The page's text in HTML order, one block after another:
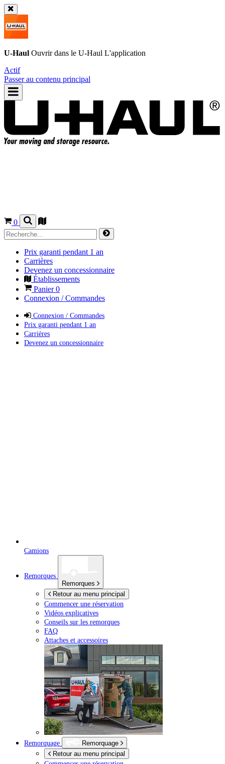
U-Haul Ouvrir dans le U-Haul L'application
Actif
Passer au contenu principal
0
Prix garanti pendant 1 an
Carrières
Devenez un concessionnaire
Établissements
Panier0
Connexion / Commandes
Connexion / Commandes
Prix garanti pendant 1 an
Carrières
Devenez un concessionnaire
Camions
Remorques
Remorques
Retour au menu principal
Commencer une réservation
Vidéos explicatives
Conseils sur les remorques
FAQ
Attaches et accessoires
Remorquage
Remorquage
Retour au menu principal